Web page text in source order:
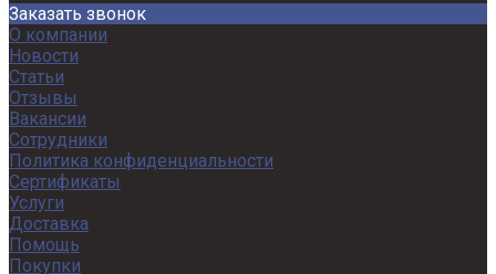
Заказать звонок
О компании
Новости
Статьи
Отзывы
Вакансии
Сотрудники
Политика конфиденциальности
Сертификаты
Услуги
Доставка
Помощь
Покупки